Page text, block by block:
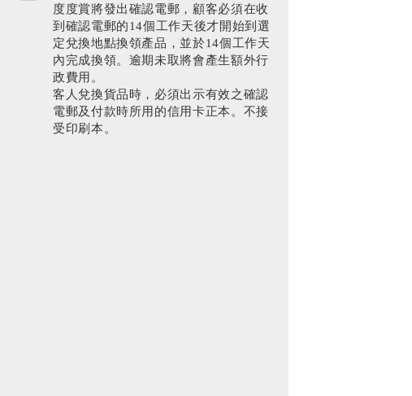
度度賞將發出確認電郵，顧客必須在收
到確認電郵的14個工作天後才開始到選
定兌換地點換領產品，並於14個工作天
內完成換領。逾期未取將會產生額外行
政費用。
客人兌換貨品時，必須出示有效之確認
電郵及付款時所用的信用卡正本。不接
受印刷本。